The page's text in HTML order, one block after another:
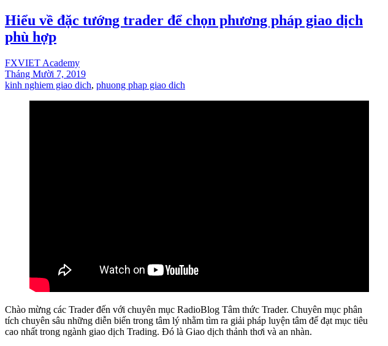
Hiểu về đặc tướng trader để chọn phương pháp giao dịch
phù hợp
FXVIET Academy
Tháng Mười 7, 2019
kinh nghiem giao dich, phuong phap giao dich
Chào mừng các Trader đến với chuyên mục RadioBlog Tâm thức Trader. Chuyên mục phân
tích chuyên sâu những diễn biến trong tâm lý nhằm tìm ra giải pháp luyện tâm để đạt mục tiêu
cao nhất trong ngành giao dịch Trading. Đó là Giao dịch thảnh thơi và an nhàn.